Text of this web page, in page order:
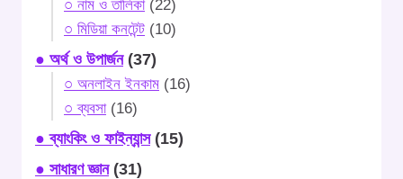
○ নাম ও তালিকা(22)
○ মিডিয়া কনটেন্ট (10)
● অর্থ ও উপার্জন(37)
○ অনলাইন ইনকাম (16)
○ ব্যবসা(16)
● ব্যাংকিং ও ফাইন্যান্স(15)
● সাধারণ জ্ঞান(31)